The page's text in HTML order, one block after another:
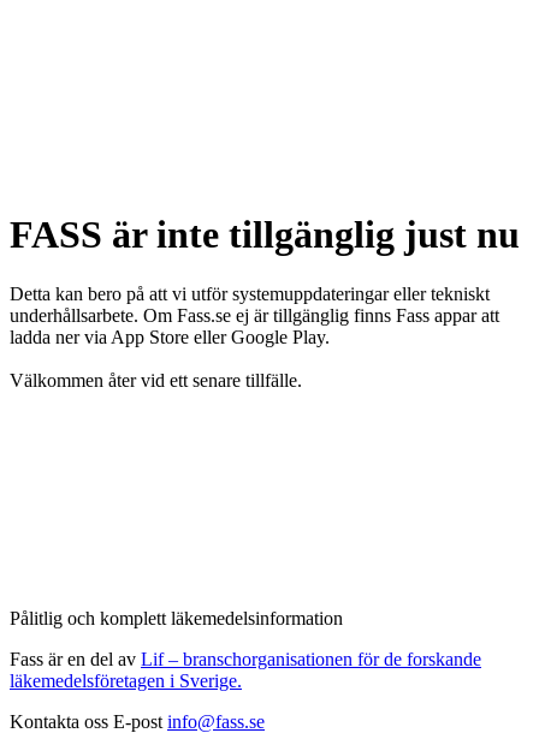
FASS är inte tillgänglig just nu
Detta kan bero på att vi utför systemuppdateringar eller tekniskt
underhållsarbete. Om Fass.se ej är tillgänglig finns Fass appar att
ladda ner via App Store eller Google Play.
Välkommen åter vid ett senare tillfälle.
Pålitlig och komplett läkemedelsinformation
Fass är en del av Lif – branschorganisationen för de forskande
läkemedelsföretagen i Sverige.
Kontakta oss E-post info@fass.se